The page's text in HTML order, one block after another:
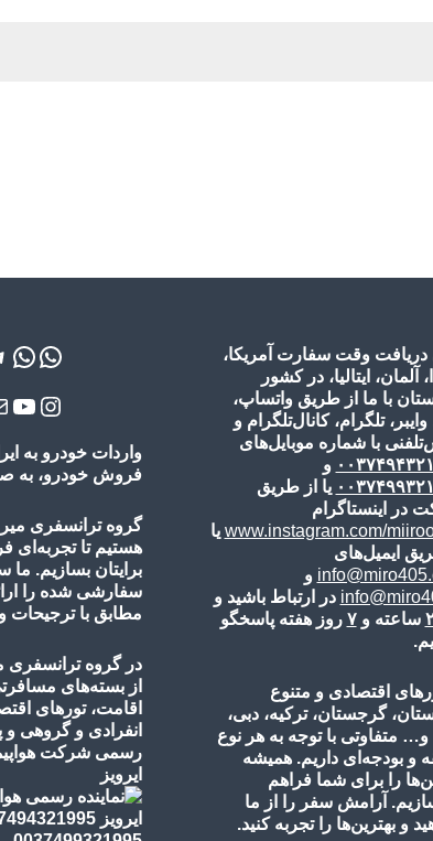
واردات خودرو به
فروش خودرو، به
گروه ترانسفری
هستیم تا تجربه‌ای
برایتان بسازیم. ما
سفارشی شده را
مطابق با ترجیحات
در گروه ترانسفری
از بسته‌های
اقامت، تورهای
انفرادی و گروهی و
رسمی شرکت
ایرویز
دریافت وقت سفارت آمریکا،
آلمان، ایتالیا، در کشور
با ما از طریق واتساپ،
وایبر، تلگرام، کانال‌تلگرام و
با شماره موبایل‌های
و
یا از طریق
در اینستاگرام
www.instagram.com/ یا
ایمیل‌های
و
در ارتباط باشید و
ساعته و۷ روز هفته پاسخگو
اقتصادی و متنوع
گرجستان، ترکیه، دبی،
و… متفاوتی با توجه به هر نوع
و بودجه‌ای داریم. همیشه
را برای شما فراهم
آرامش سفر را از ما
و بهترین‌ها را تجربه کنید.